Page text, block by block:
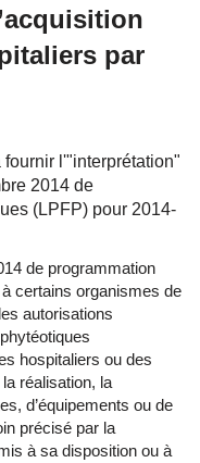
par
l'"interprétation"
2014 de
(LPFP) pour 2014-
de programmation
certains organismes de
autorisations
hospitaliers ou des
réalisation, la
d’équipements ou de
précisé par la
à sa disposition ou à